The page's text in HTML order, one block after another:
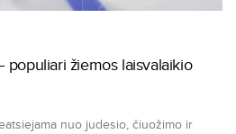
populiari žiemos laisvalaikio
nuo judesio, čiuožimo ir